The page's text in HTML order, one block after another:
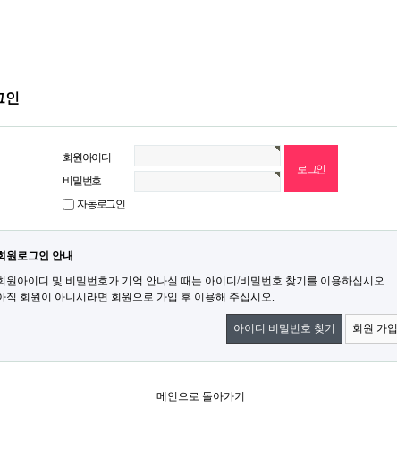
인
회원아이디
비밀번호
자동로그인
원로그인 안내
원아이디 및 비밀번호가 기억 안나실 때는 아이디/비밀번호 찾기를 이용하십시오.
직 회원이 아니시라면 회원으로 가입 후 이용해 주십시오.
아이디 비밀번호 찾기 회원 가입
메인으로 돌아가기